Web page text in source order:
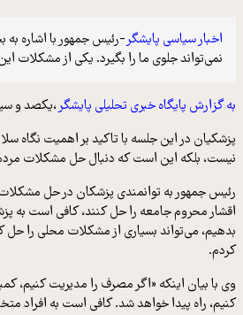
اخبار سیاسی پایشگر-رئیس جمهور با اشاره
نمی‌تواند جلوی ما را بگیرد. یکی از
به گزارش پایگاه خبری تحلیلی پایشگر،یکصد و
پزشکیان در این جلسه با تاکید بر اهمیت نگاه
نیست، بلکه این است که دنبال حل مشکلات
رئیس جمهور به توانمندی پزشکان در حل
اقشار محروم جامعه را حل کنند، کافی است به
بدهیم، می‌تواند بسیاری از مشکلات محلی را
کردم.
وی با بیان اینکه «اگر مصرف را مدیریت کنیم،
کنیم، راه پیدا خواهد شد. کافی است به افراد